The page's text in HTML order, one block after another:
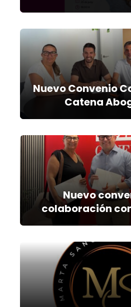
Nuevo Convenio
Catena
Nuevo
colaboración